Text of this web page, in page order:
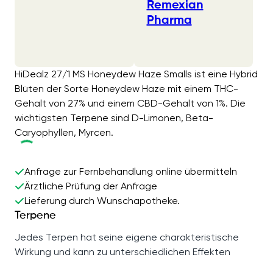
Remexian
Pharma
HiDealz 27/1 MS Honeydew Haze Smalls ist eine Hybrid
Blüten der Sorte Honeydew Haze mit einem THC-
Gehalt von 27% und einem CBD-Gehalt von 1%. Die
wichtigsten Terpene sind D-Limonen, Beta-
Caryophyllen, Myrcen.
Anfrage zur Fernbehandlung online übermitteln
Ärztliche Prüfung der Anfrage
Lieferung durch Wunschapotheke.
Terpene
Jedes Terpen hat seine eigene charakteristische
Wirkung und kann zu unterschiedlichen Effekten